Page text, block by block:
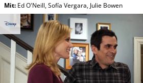
Mit: Ed O'Neill,Sofía Vergara, Julie Bowen